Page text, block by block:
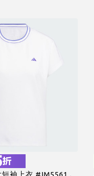
袖上衣 #IM5561 ,